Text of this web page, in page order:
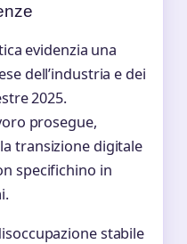
evidenzia una
dell’industria e dei
2025.
prosegue,
transizione digitale
specifichino in
stabile